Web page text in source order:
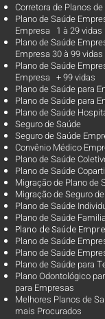
Corretora de Planos
Plano de Saúde
Empresa 1 à 29 vidas
Plano de Saúde
Empresa 30 à 99 vidas ​
Plano de Saúde
Empresa + 99 vidas
Plano de Saúde para
Plano de Saúde para
Plano de Saúde
Seguro de Saúde
Seguro de Saúde
Convênio Médico
Plano de Saúde
Plano de Saúde
Migração de Plano de
Migração de Seguro
Plano de Saúde
Plano de Saúde
Plano de Saúde
Plano de Saúde
Plano de Saúde
Plano de Saúde para
Plano Odontológico
para Empresas
Melhores Planos de
mais Procurados​